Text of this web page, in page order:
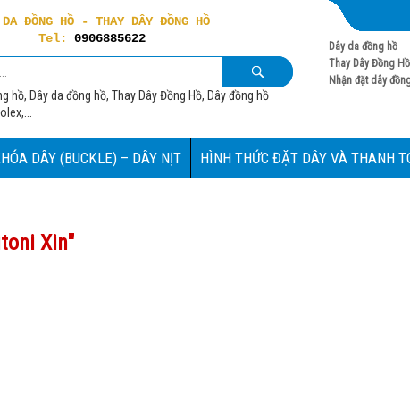
DA ĐỒNG HỒ - THAY DÂY ĐỒNG HỒ
Tel: 0906885622
hồ, Dây da đồng hồ, Thay Dây Đồng Hồ, Dây đồng hồ
Dây da đồng hồ
Thay Dây Đồng Hồ
Nhận đặt dây
DÂY (BUCKLE) – DÂY NỊT HÌNH THỨC ĐẶT DÂY VÀ THANH
Xin"